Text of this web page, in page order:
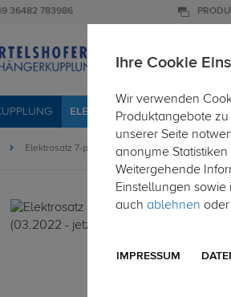
36482 783986
ELEKTROSÄTZE
Elektrosatz 7-polig
Ihre Cookie
Wir verwenden
Produktangebote
unserer Seite
anonyme
Weitergehende
Einstellungen sowie
auch ablehnen
IMPRESSUM